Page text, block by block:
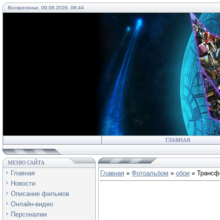
Воскресенье, 09.08.2026, 08:44
ГЛАВНАЯ
МЕНЮ САЙТА
Главная
Новости
Описание фильмов
Онлайн-видео
Персоналии
Главная » Фотоальбом » обои »